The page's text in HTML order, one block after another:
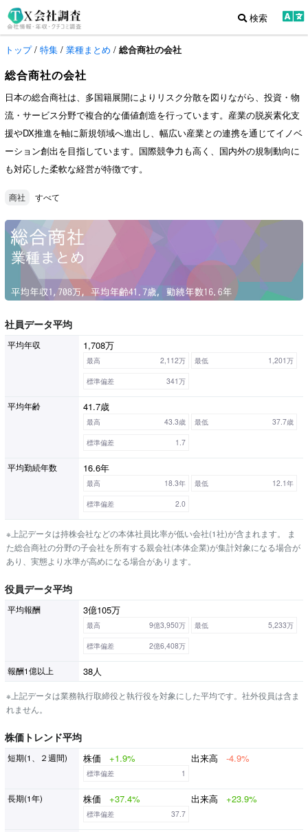
検索
トップ/ 特集 / 業種まとめ / 総合商社の会社
総合商社の会社
日本の総合商社は、多国籍展開によりリスク分散を図りながら、投資・物
流・サービス分野で複合的な価値創造を行っています。産業の脱炭素化支
援やDX推進を軸に新規領域へ進出し、幅広い産業との連携を通じてイノベ
ーション創出を目指しています。国際競争力も高く、国内外の規制動向に
も対応した柔軟な経営が特徴です。
商社 すべて
社員データ平均
平均年収 1,708万
最高 2,112万 最低
1,201万
標準偏差
341万
平均年齢 41.7歳
最高 43.3歳 最低
37.7歳
標準偏差
1.7
平均勤続年数 16.6年
最高 18.3年 最低
12.1年
標準偏差
2.0
※上記データは持株会社などの本体社員比率が低い会社(1社)が含まれます。 ま
た総合商社の分野の子会社を所有する親会社(本体企業)が集計対象になる場合が
あり、実態より水準が高めになる場合があります。
役員データ平均
平均報酬 3億105万
最高 9億3,950万 最低
5,233万
標準偏差
2億6,408万
報酬1億以上 38人
※上記データは業務執行取締役と執行役を対象にした平均です。社外役員は含ま
れません。
株価トレンド平均
短期(1、２週間) 株価 +1.9% 出来高 -4.9%
標準偏差 1
長期(1年) 株価 +37.4% 出来高 +23.9%
標準偏差 37.7